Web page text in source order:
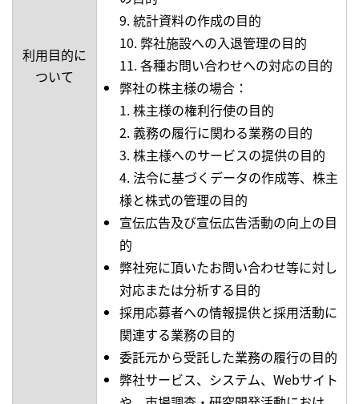
利用目的に
ついて
9. 統計資料の作成の目的
10. 弊社施設への入退管理の目的
11. 各種お問い合わせへの対応の目的
弊社の株主様の場合：
1. 株主様の権利行使の目的
2. 義務の履行に関わる業務の目的
3. 株主様へのサービスの提供の目的
4. 法令に基づくデータの作成等、株主
様と株式の管理の目的
宣伝広告及び宣伝広告活動の向上の目
的
弊社宛に頂いたお問い合わせ等に対し
対応または分析する目的
採用応募者への情報提供と採用活動に
関連する業務の目的
委託元から受託した業務の履行の目的
弊社サービス、システム、Webサイト